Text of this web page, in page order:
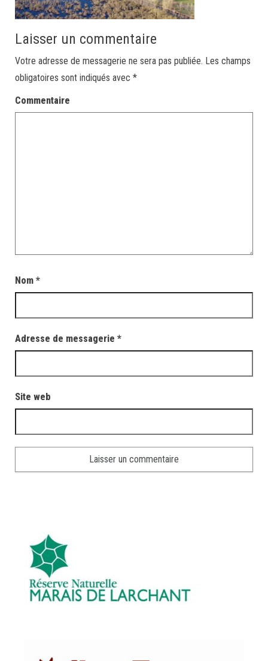
Laisser un commentaire
Votre adresse de messagerie ne sera pas publiée. Les champs
obligatoires sont indiqués avec *
Commentaire
Nom *
Adresse de messagerie *
Site web